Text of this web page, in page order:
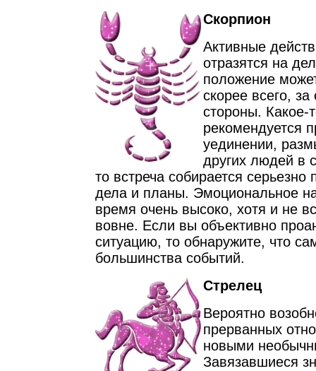
Скорпион
Активные
отразятся на
положение
скорее всего,
стороны. Какое-
рекомендуется
уединении,
других людей в
то встреча собирается
дела и планы. Эмоциональное
время очень высоко, хотя и не
вовне. Если вы объективно
ситуацию, то обнаружите, что
большинства событий.
Стрелец
Вероятно
прерванных
новыми
Завязавшиеся